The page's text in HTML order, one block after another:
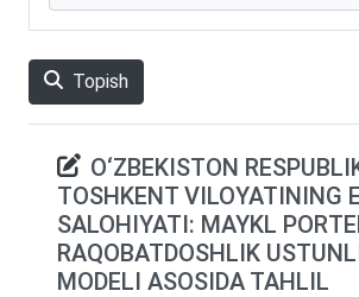
Topish
O‘ZBEKISTON
TOSHKENT VILOYATINING
SALOHIYATI: MAYKL
RAQOBATDOSHLIK
MODELI ASOSIDA TAHLIL